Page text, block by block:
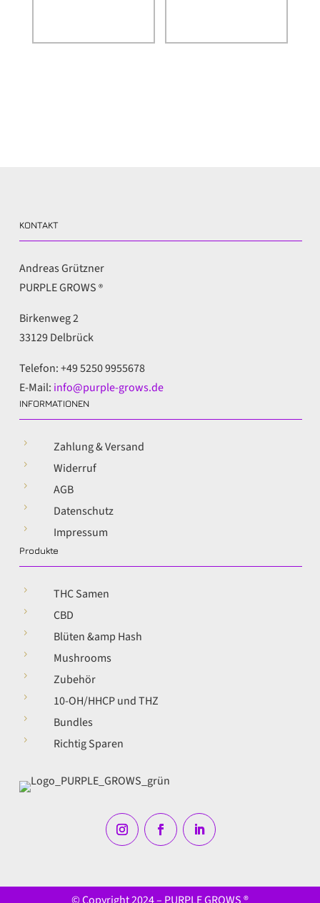
KONTAKT
Andreas Grützner
PURPLE GROWS®
Birkenweg 2
33129 Delbrück
Telefon: +49 5250 9955678
E-Mail: info@purple-grows.de
INFORMATIONEN
5 Zahlung & Versand
5 Widerruf
5 AGB
5 Datenschutz
5 Impressum
Produkte
5 THC Samen
5 CBD
5 Blüten &amp Hash
5 Mushrooms
5 Zubehör
5 10-OH/HHCP und THZ
5 Bundles
5 Richtig Sparen